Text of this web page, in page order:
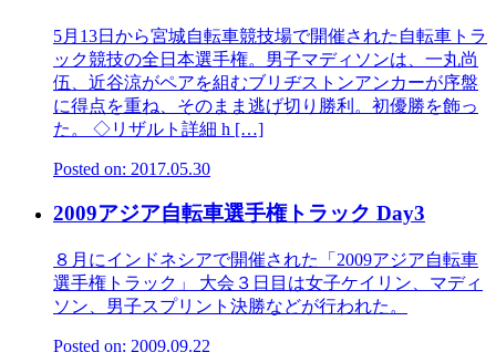
5月13日から宮城自転車競技場で開催された自転車トラ
ック競技の全日本選手権。男子マディソンは、一丸尚
伍、近谷涼がペアを組むブリヂストンアンカーが序盤
に得点を重ね、そのまま逃げ切り勝利。初優勝を飾っ
た。 ◇リザルト詳細 h […]
Posted on: 2017.05.30
2009アジア自転車選手権トラック Day3
８月にインドネシアで開催された「2009アジア自転車
選手権トラック」 大会３日目は女子ケイリン、マディ
ソン、男子スプリント決勝などが行われた。
Posted on: 2009.09.22